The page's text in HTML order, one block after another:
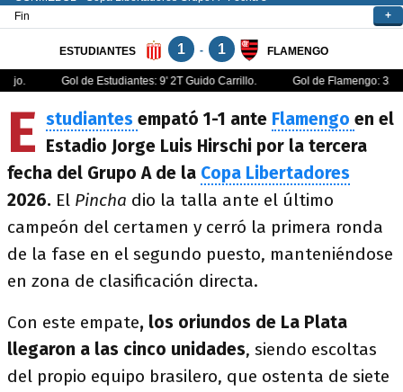
E studiantes empató 1-1 ante Flamengo en el
Estadio Jorge Luis Hirschi por la tercera
fecha del Grupo A de la Copa Libertadores
2026. El Pincha dio la talla ante el último
campeón del certamen y cerró la primera ronda
de la fase en el segundo puesto, manteniéndose
en zona de clasificación directa.
Con este empate, los oriundos de La Plata
llegaron a las cinco unidades, siendo escoltas
del propio equipo brasilero, que ostenta de siete